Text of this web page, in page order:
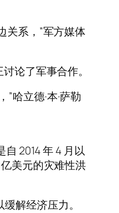
关系，”军方媒体
论了军事合作。
哈立德·本·萨勒
2014 年 4 月以
美元的灾难性洪
解经济压力。